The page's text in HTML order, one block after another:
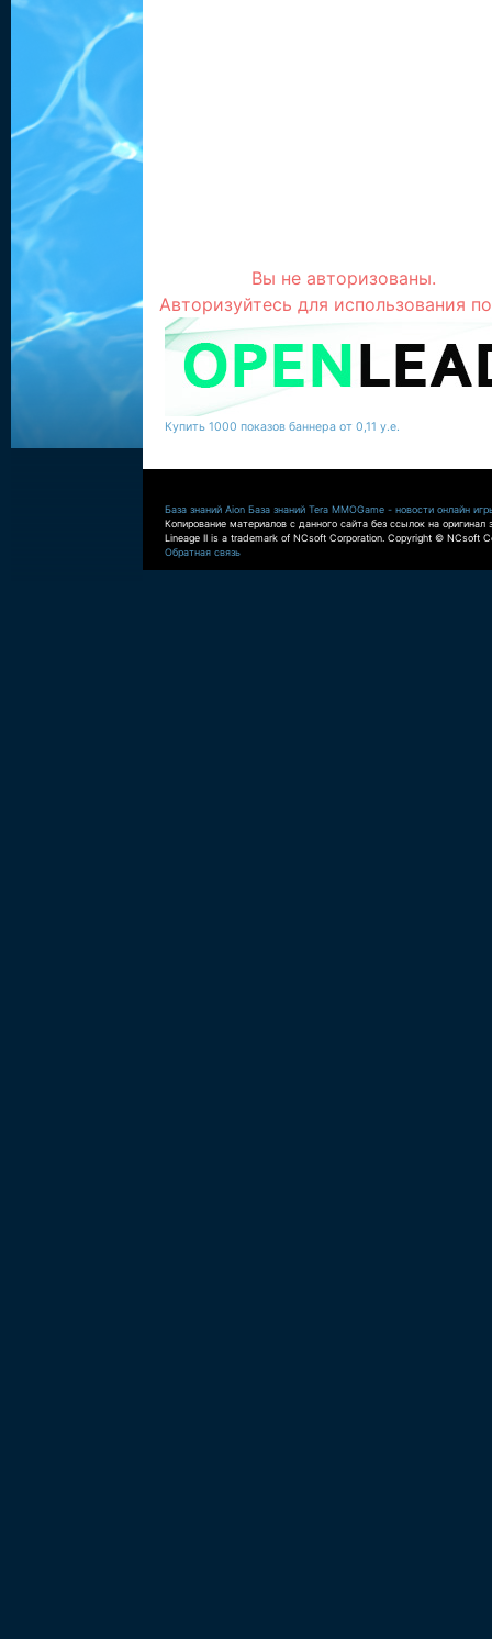
Вы не авторизованы.
Авторизуйтесь для использования
Купить 1000 показов баннера от 0,11 у.е.
База знаний Aion База знаний Tera MMOGame - новости онлайн
Копирование материалов с данного сайта без ссылок на оригинал
Lineage II is a trademark of NCsoft Corporation. Copyright © NCsoft
Обратная связь